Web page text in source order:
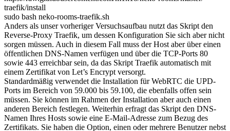
traefik/install
sudo bash neko-rooms-traefik.sh
Anders als unser vorheriger Versuchsaufbau nutzt das Skript den
Reverse-Proxy Traefik, um dessen Konfiguration Sie sich aber nicht
sorgen müssen. Auch in diesem Fall muss der Host aber über einen
öffentlichen DNS-Namen verfügen und über die TCP-Ports 80
sowie 443 erreichbar sein, da das Skript Traefik automatisch mit
einem Zertifikat von Let’s Encrypt versorgt.
Standardmäßig verwendet die Installation für WebRTC die UPD-
Ports im Bereich von 59.000 bis 59.100, die ebenfalls offen sein
müssen. Sie können im Rahmen der Installation aber auch einen
anderen Bereich festlegen. Weiterhin erfragt das Skript den DNS-
Namen Ihres Hosts sowie eine E-Mail-Adresse zum Bezug des
Zertifikats. Sie haben die Option, einen oder mehrere Benutzer nebst